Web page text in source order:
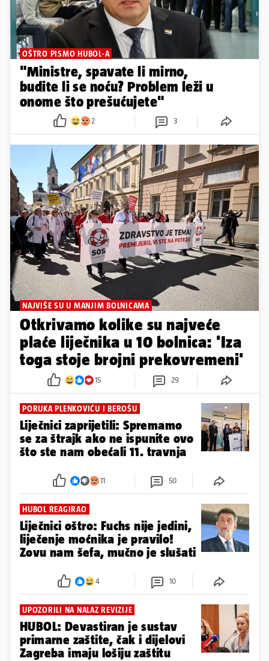
OŠTRO PISMO HUBOL-A
"Ministre, spavate li mirno,
budite li se noću? Problem leži u
onome što prešućujete"
2 3
NAJVIŠE SU U MANJIM BOLNICAMA
Otkrivamo kolike su najveće
plaće liječnika u 10 bolnica: 'Iza
toga stoje brojni prekovremeni'
15 29
PORUKA PLENKOVIĆU I BEROŠU
Liječnici zaprijetili: Spremamo
se za štrajk ako ne ispunite ovo
što ste nam obećali 11. travnja
11 50
HUBOL REAGIRAO
Liječnici oštro: Fuchs nije jedini,
liječenje moćnika je pravilo!
Zovu nam šefa, mučno je slušati
4 10
UPOZORILI NA NALAZ REVIZIJE
HUBOL: Devastiran je sustav
primarne zaštite, čak i dijelovi
Zagreba imaju lošiju zaštitu